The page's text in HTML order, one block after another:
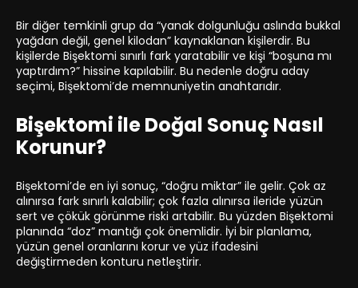
Bir diğer temkinli grup da “yanak dolgunluğu aslında bukkal
yağdan değil, genel kilodan” kaynaklanan kişilerdir. Bu
kişilerde Bişektomi sınırlı fark yaratabilir ve kişi “boşuna mı
yaptırdım?” hissine kapılabilir. Bu nedenle doğru aday
seçimi, Bişektomi’de memnuniyetin anahtarıdır.
Bişektomi ile Doğal Sonuç Nasıl
Korunur?
Bişektomi’de en iyi sonuç, “doğru miktar” ile gelir. Çok az
alınırsa fark sınırlı kalabilir; çok fazla alınırsa ileride yüzün
sert ve çökük görünme riski artabilir. Bu yüzden Bişektomi
planında “doz” mantığı çok önemlidir. İyi bir planlama,
yüzün genel oranlarını korur ve yüz ifadesini
değiştirmeden konturu netleştirir.